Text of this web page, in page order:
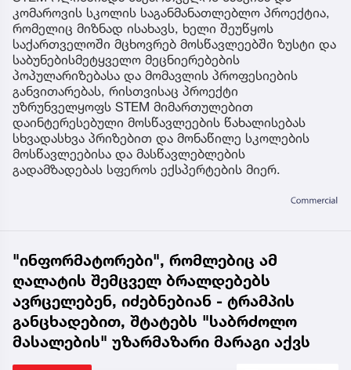
კომაროვის სკოლის საგანმანათლებლო პროექტია,
რომელიც მიზნად ისახავს, ხელი შეუწყოს
საქართველოში მცხოვრებ მოსწავლეებში ზუსტი და
საბუნებისმეტყველო მეცნიერებების
პოპულარიზებასა და მომავლის პროფესიების
განვითარებას, რისთვისაც პროექტი
უზრუნველყოფს STEM მიმართულებით
დაინტერესებული მოსწავლეების წახალისებას
სხვადასხვა პრიზებით და მონაწილე სკოლების
მოსწავლეებისა და მასწავლებლების
გადამზადებას სფეროს ექსპერტების მიერ.
"ინფორმატორები", რომლებიც ამ
ღალატის შემცველ ბრალდებებს
ავრცელებენ, იძებნებიან - ტრამპის
განცხადებით, შტატებს "საბრძოლო
მასალების" უზარმაზარი მარაგი აქვს